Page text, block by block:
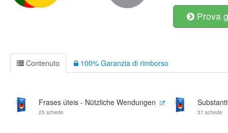
Prova
Contenuto 100% Garanzia di rimborso
Frases úteis - Nützliche Wendungen
25 schede 37 schede